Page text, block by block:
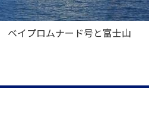
イプロムナード号と富士山